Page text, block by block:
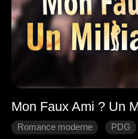
Mon Faux Ami ? Un
Romance moderne PDG